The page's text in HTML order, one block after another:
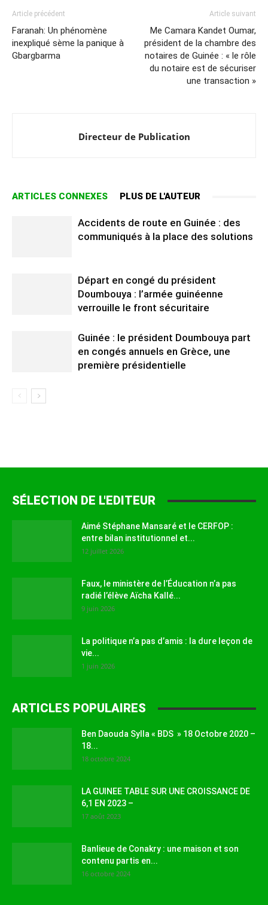
Article précédent
Faranah: Un phénomène
inexpliqué sème la panique à
Gbargbarma
Article suivant
Me Camara Kandet Oumar,
président de la chambre des
notaires de Guinée : « le rôle
du notaire est de sécuriser
une transaction »
Directeur de Publication
ARTICLES CONNEXES PLUS DE L'AUTEUR
Accidents de route en Guinée : des
communiqués à la place des solutions
Départ en congé du président
Doumbouya : l’armée guinéenne
verrouille le front sécuritaire
Guinée : le président Doumbouya part
en congés annuels en Grèce, une
première présidentielle
SÉLECTION DE L'EDITEUR
Aimé Stéphane Mansaré et le CERFOP :
entre bilan institutionnel et...
12 juillet 2026
Faux, le ministère de l’Éducation n’a pas
radié l’élève Aïcha Kallé...
9 juin 2026
La politique n’a pas d’amis : la dure leçon de
vie...
1 juin 2026
ARTICLES POPULAIRES
Ben Daouda Sylla « BDS » 18 Octobre 2020 –
18...
18 octobre 2024
LA GUINEE TABLE SUR UNE CROISSANCE DE
6,1 EN 2023 –
17 août 2023
Banlieue de Conakry : une maison et son
contenu partis en...
16 octobre 2024